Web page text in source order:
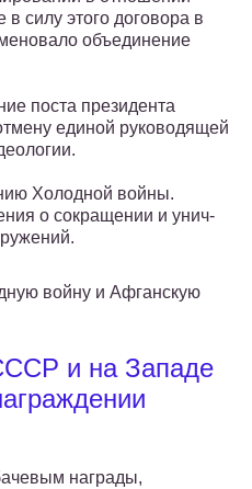
силу этого договора в
объединение
поста президента
единой руководящей
Холодной войны.
о со­кра­ще­нии и унич­
войну и Афганскую
и на Западе
награды,